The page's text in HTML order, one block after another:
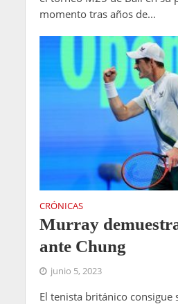
momento tras años de...
CRÓNICAS
Murray
ante Chung
junio 5, 2023
El tenista británico